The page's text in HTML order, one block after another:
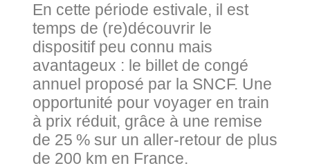
En cette période estivale, il est
temps de (re)découvrir le
dispositif peu connu mais
avantageux : le billet de congé
annuel proposé par la SNCF. Une
opportunité pour voyager en train
à prix réduit, grâce à une remise
de 25 % sur un aller-retour de plus
de 200 km en France.